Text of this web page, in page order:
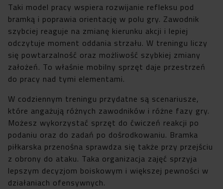
Taki model pracy wspiera rozwijanie refleksu pod
bramką i poprawia orientację w polu gry. Zawodnik
szybciej reaguje na zmianę kierunku akcji i lepiej
odczytuje moment oddania strzału. W treningu liczy
się powtarzalność oraz możliwość szybkiej zmiany
założeń. To właśnie mobilny sprzęt daje przestrzeń
do pracy nad tymi elementami.
W codziennym treningu przydatne są scenariusze,
które angażują różnych zawodników i różne fazy gry.
Możesz wykorzystać sprzęt do ćwiczeń reakcji po
podaniu oraz do zadań po dośrodkowaniu. Bramka
piłkarska przenośna sprawdza się także przy przejściu
z obrony do ataku. Taka organizacja zajęć sprzyja
lepszym decyzjom boiskowym i większej pewności w
działaniach ofensywnych.